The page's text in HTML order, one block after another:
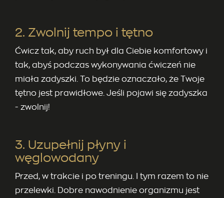
2. Zwolnij tempo i tętno
Ćwicz tak, aby ruch był dla Ciebie komfortowy i
tak, abyś podczas wykonywania ćwiczeń nie
miała zadyszki. To będzie oznaczało, że Twoje
tętno jest prawidłowe. Jeśli pojawi się zadyszka
- zwolnij!
3. Uzupełnij płyny i
węglowodany
Przed, w trakcie i po treningu. I tym razem to nie
przelewki. Dobre nawodnienie organizmu jest